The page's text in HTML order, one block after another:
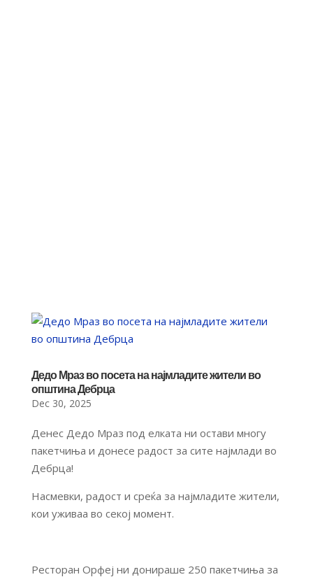
Дедо Мраз во посета на најмладите жители во
општина Дебрца
Dec 30, 2025
Денес Дедо Мраз под елката ни остави многу
пакетчиња и донесе радост за сите најмлади во
Дебрца!
Насмевки, радост и среќа за најмладите жители,
кои уживаа во секој момент.
Ресторан Орфеј ни донираше 250 пакетчиња за